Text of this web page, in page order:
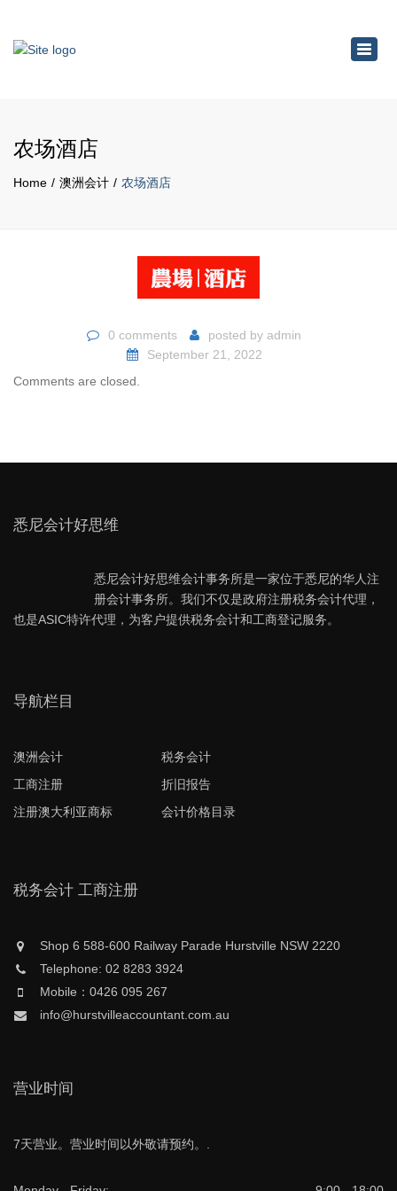
农场酒店
Home 澳洲会计 农场酒店
0 comments posted by admin
September 21, 2022
Comments are closed.
悉尼会计好思维
悉尼会计好思维会计事务所是一家位于悉尼的华人注
册会计事务所。我们不仅是政府注册税务会计代理，
也是ASIC特许代理，为客户提供税务会计和工商登记服务。
导航栏目
澳洲会计
税务会计
工商注册
折旧报告
注册澳大利亚商标
会计价格目录
税务会计 工商注册
Shop 6 588-600 Railway Parade Hurstville NSW 2220
Telephone: 02 8283 3924
Mobile：0426 095 267
info@hurstvilleaccountant.com.au
营业时间
7天营业。营业时间以外敬请预约。.